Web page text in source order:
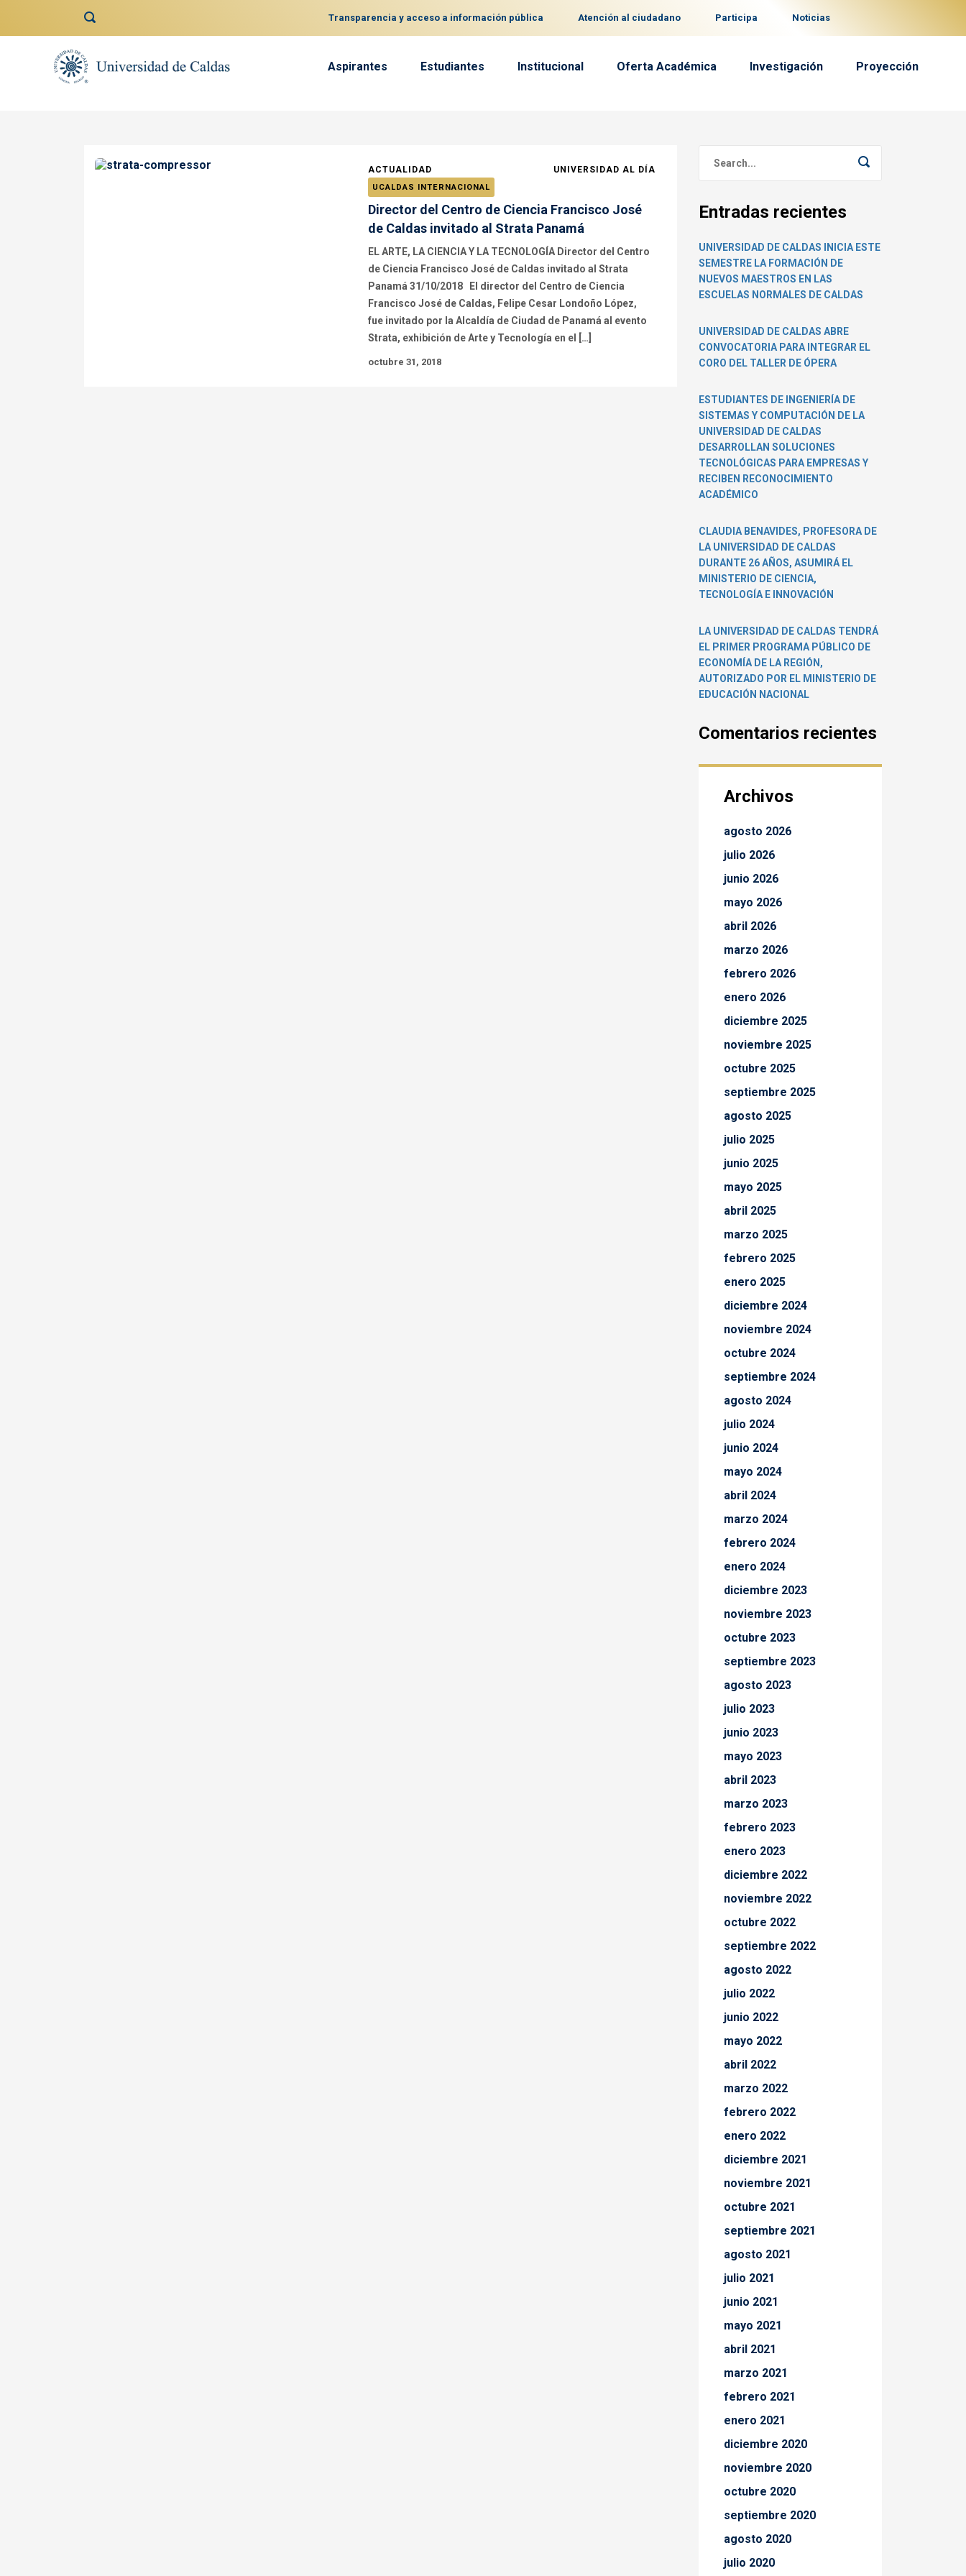
Transparencia y acceso a información pública Atención al ciudadano Participa Noticias
Aspirantes Estudiantes Institucional Oferta Académica Investigación Proyección
ACTUALIDAD UNIVERSIDAD AL DÍA
UCALDAS INTERNACIONAL
Director del Centro de Ciencia Francisco José
de Caldas invitado al Strata Panamá
EL ARTE, LA CIENCIA Y LA TECNOLOGÍA Director del Centro
de Ciencia Francisco José de Caldas invitado al Strata
Panamá 31/10/2018 El director del Centro de Ciencia
Francisco José de Caldas, Felipe Cesar Londoño López,
fue invitado por la Alcaldía de Ciudad de Panamá al evento
Strata, exhibición de Arte y Tecnología en el […]
octubre 31, 2018
Entradas recientes
UNIVERSIDAD DE CALDAS INICIA ESTE
SEMESTRE LA FORMACIÓN DE
NUEVOS MAESTROS EN LAS
ESCUELAS NORMALES DE CALDAS
UNIVERSIDAD DE CALDAS ABRE
CONVOCATORIA PARA INTEGRAR EL
CORO DEL TALLER DE ÓPERA
ESTUDIANTES DE INGENIERÍA DE
SISTEMAS Y COMPUTACIÓN DE LA
UNIVERSIDAD DE CALDAS
DESARROLLAN SOLUCIONES
TECNOLÓGICAS PARA EMPRESAS Y
RECIBEN RECONOCIMIENTO
ACADÉMICO
CLAUDIA BENAVIDES, PROFESORA DE
LA UNIVERSIDAD DE CALDAS
DURANTE 26 AÑOS, ASUMIRÁ EL
MINISTERIO DE CIENCIA,
TECNOLOGÍA E INNOVACIÓN
LA UNIVERSIDAD DE CALDAS TENDRÁ
EL PRIMER PROGRAMA PÚBLICO DE
ECONOMÍA DE LA REGIÓN,
AUTORIZADO POR EL MINISTERIO DE
EDUCACIÓN NACIONAL
Comentarios recientes
Archivos
agosto 2026
julio 2026
junio 2026
mayo 2026
abril 2026
marzo 2026
febrero 2026
enero 2026
diciembre 2025
noviembre 2025
octubre 2025
septiembre 2025
agosto 2025
julio 2025
junio 2025
mayo 2025
abril 2025
marzo 2025
febrero 2025
enero 2025
diciembre 2024
noviembre 2024
octubre 2024
septiembre 2024
agosto 2024
julio 2024
junio 2024
mayo 2024
abril 2024
marzo 2024
febrero 2024
enero 2024
diciembre 2023
noviembre 2023
octubre 2023
septiembre 2023
agosto 2023
julio 2023
junio 2023
mayo 2023
abril 2023
marzo 2023
febrero 2023
enero 2023
diciembre 2022
noviembre 2022
octubre 2022
septiembre 2022
agosto 2022
julio 2022
junio 2022
mayo 2022
abril 2022
marzo 2022
febrero 2022
enero 2022
diciembre 2021
noviembre 2021
octubre 2021
septiembre 2021
agosto 2021
julio 2021
junio 2021
mayo 2021
abril 2021
marzo 2021
febrero 2021
enero 2021
diciembre 2020
noviembre 2020
octubre 2020
septiembre 2020
agosto 2020
julio 2020